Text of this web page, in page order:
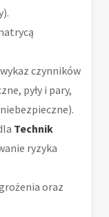
czynników
pyły i pary,
Technik
ryzyka
oraz